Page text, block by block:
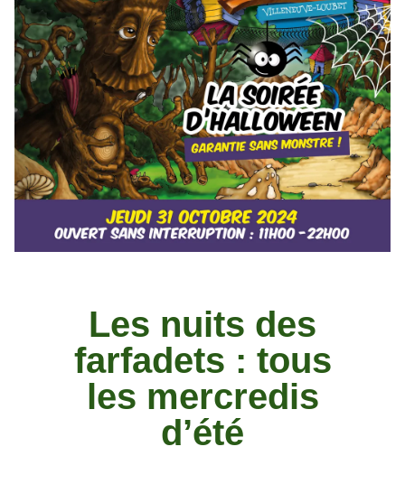
Les nuits des
farfadets : tous
les mercredis
d’été